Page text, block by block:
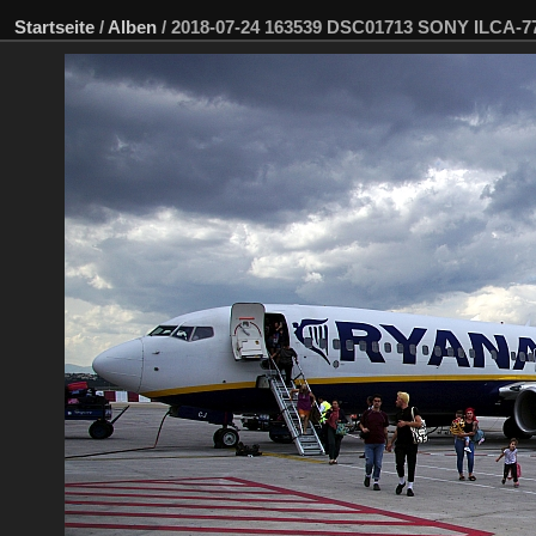
Startseite / Alben / 2018-07-24 163539 DSC01713 SONY ILCA-